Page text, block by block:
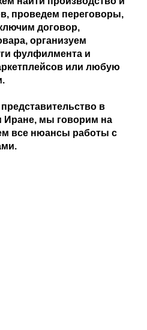
проведем переговоры,
договор,
организуем
фулфилмента и
или любую
в
Иране, мы говорим на
все нюансы работы с